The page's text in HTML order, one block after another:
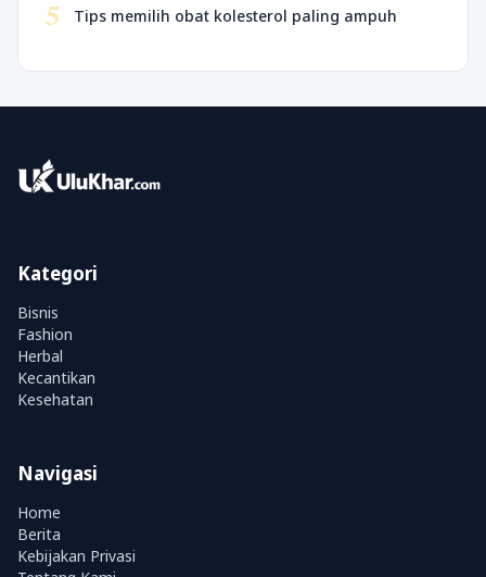
5 Tips memilih obat kolesterol paling ampuh
Kategori
Bisnis
Fashion
Herbal
Kecantikan
Kesehatan
Navigasi
Home
Berita
Kebijakan Privasi